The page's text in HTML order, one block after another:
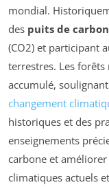
mondial.
des puits de
(CO2) et participant
terrestres. Les
accumulé,
changement
historiques et des
enseignements
carbone et
climatiques actuels